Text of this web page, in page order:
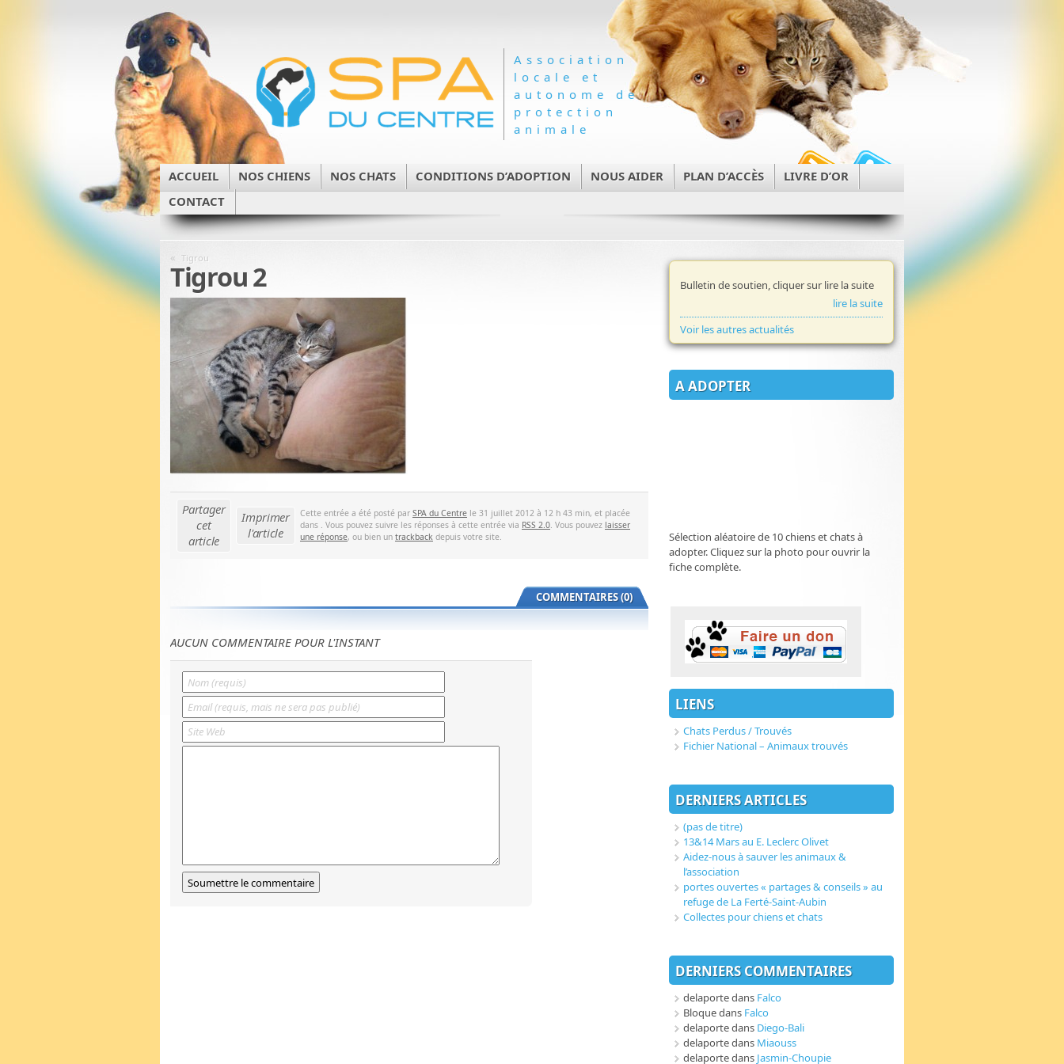
Association
locale et
autonome de
protection
animale
ACCUEIL NOS CHIENS NOS CHATS CONDITIONS D’ADOPTION NOUS AIDER PLAN D’ACCÈS
LIVRE D’OR
CONTACT
« Tigrou
Tigrou 2
Partager
cet
article
Imprimer
l'article
Cette entrée a été posté par SPA du Centre le 31 juillet 2012 à 12 h 43 min, et placée
dans . Vous pouvez suivre les réponses à cette entrée via RSS 2.0. Vous pouvez laisser
une réponse, ou bien un trackback depuis votre site.
COMMENTAIRES (0)
AUCUN COMMENTAIRE POUR L'INSTANT
Bulletin de soutien, cliquer sur lire la suite
lire la suite
Voir les autres actualités
A ADOPTER
Sélection aléatoire de 10 chiens et chats à
adopter. Cliquez sur la photo pour ouvrir la
fiche complète.
LIENS
Chats Perdus / Trouvés
Fichier National – Animaux trouvés
DERNIERS ARTICLES
(pas de titre)
13&14 Mars au E. Leclerc Olivet
Aidez-nous à sauver les animaux &
l’association
portes ouvertes « partages & conseils » au
refuge de La Ferté-Saint-Aubin
Collectes pour chiens et chats
DERNIERS COMMENTAIRES
delaportedans Falco
Bloquedans Falco
delaportedans Diego-Bali
delaportedans Miaouss
delaportedans Jasmin-Choupie